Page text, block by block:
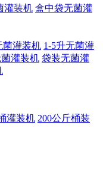
灌装机 盒中袋无菌灌
菌灌装机 1-5升无菌灌
菌灌装机 袋装无菌灌
灌装机 200公斤桶装